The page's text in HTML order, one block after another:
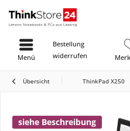
Bestellung
widerrufen
Menü
Übersicht ThinkPad X250
siehe Beschreibung